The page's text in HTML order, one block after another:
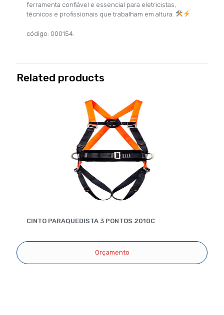
ferramenta confiável e essencial para eletricistas,
técnicos e profissionais que trabalham em altura.
código: 000154.
Related products
CINTO PARAQUEDISTA 3 PONTOS 2010C
Orçamento